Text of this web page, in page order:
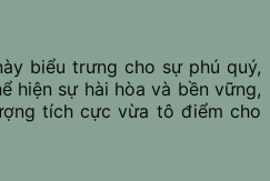
biểu trưng cho sự phú quý,
hiện sự hài hòa và bền vững,
tích cực vừa tô điểm cho